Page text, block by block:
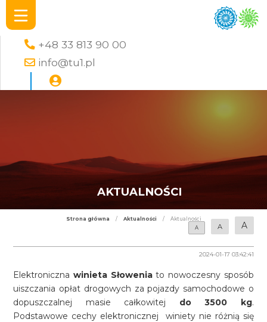
+48 33 813 90 00
info@tu1.pl
AKTUALNOŚCI
Strona główna / Aktualności /
Aktualności
A
A A
2024-01-17 03:42:41
Elektronicznawinieta Słoweniato nowoczesny sposób
uiszczania opłat drogowych za pojazdy samochodowe o
dopuszczalnej masie całkowitej do 3500 kg.
Podstawowe cechy elektronicznej winiety nie różnią się